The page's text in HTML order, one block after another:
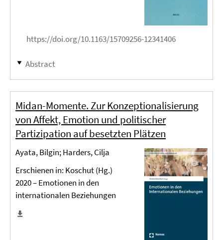
https://doi.org/10.1163/15709256-12341406
Abstract
Midan-Momente. Zur Konzeptionalisierung
von Affekt, Emotion und politischer
Partizipation auf besetzten Plätzen
Ayata, Bilgin; Harders, Cilja
Erschienen in: Koschut (Hg.)
2020 – Emotionen in den
internationalen Beziehungen